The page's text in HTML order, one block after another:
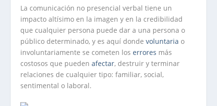
La comunicación no presencial verbal tiene un
impacto altísimo en la imagen y en la credibilidad
que cualquier persona puede dar a una persona o
público determinado, y es aquí dondevoluntaria o
involuntariamente se cometen loserrores más
costosos que puedenafectar, destruir y terminar
relaciones de cualquier tipo: familiar, social,
sentimental o laboral.